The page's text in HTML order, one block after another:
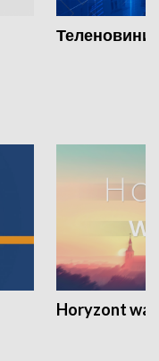
Теленовини
Horyzont